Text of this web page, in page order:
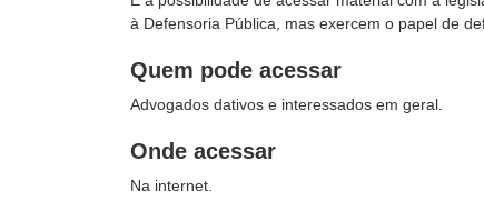
à Defensoria Pública, mas exercem o papel de
Quem pode acessar
Advogados dativos e interessados em geral.
Onde acessar
Na internet.